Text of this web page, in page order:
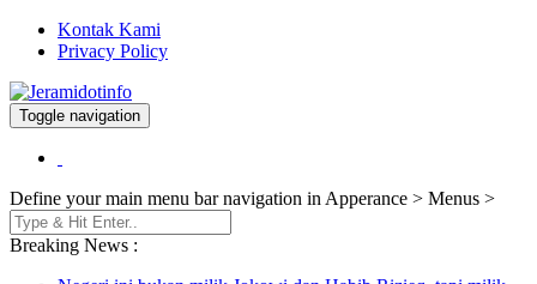
Kontak Kami
Privacy Policy
Jeramidotinfo
Berita dan Informasi Terkini
Toggle navigation
Define your main menu bar navigation in Apperance > Menus >
Breaking News :